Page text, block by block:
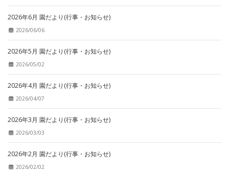
2026年6月 園だより(行事・お知らせ)
2026/06/06
2026年5月 園だより(行事・お知らせ)
2026/05/02
2026年4月 園だより(行事・お知らせ)
2026/04/07
2026年3月 園だより(行事・お知らせ)
2026/03/03
2026年2月 園だより(行事・お知らせ)
2026/02/02